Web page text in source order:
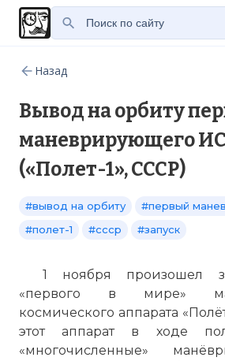
Назад
Вывод на орбиту
маневрирующего
(«Полет-1», СССР)
#вывод на орбиту
#первый
#полет-1
#ссср #запуск
1 ноября произошел
«первого в мире»
космического аппарата
этот аппарат в ходе
«многочисленные»